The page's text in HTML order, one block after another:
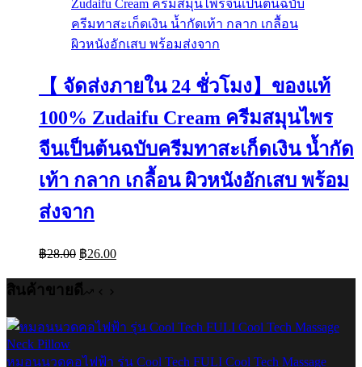
【 จัดส่งภายใน 24 ชั่วโมง】ของแท้
100% Zudaifu Cream ครีมสมุนไพร
จีนเป็นต้นฉบับครีมทาสะเก็ดเงิน น้ำกัด
เท้า กลาก เกลื้อน ผิวหนังอักเสบ พร้อม
ส่งจาก
฿28.00 Original
price
was:
฿28.00.
฿26.00Current
price
is:
สินค้าขายดี
หมอนนวดคอไฟฟ้า รุ่น Cool Tech FULI Cool Tech Massage